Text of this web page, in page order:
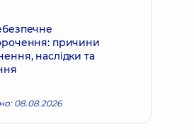
причини
наслідки та
08.08.2026